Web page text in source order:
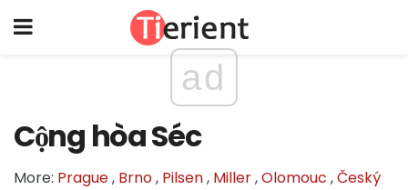
ad
Cộng hòa Séc
More: Prague, Brno, Pilsen, Miller,Olomouc ,Český